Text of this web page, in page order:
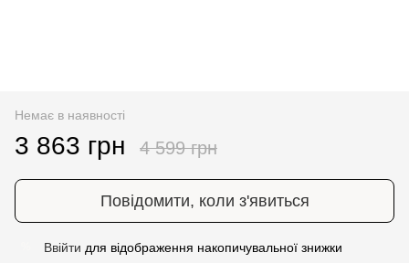
Немає в наявності
3 863 грн 4 599 грн
Повідомити, коли з'явиться
Ввійти для відображення накопичувальної знижки